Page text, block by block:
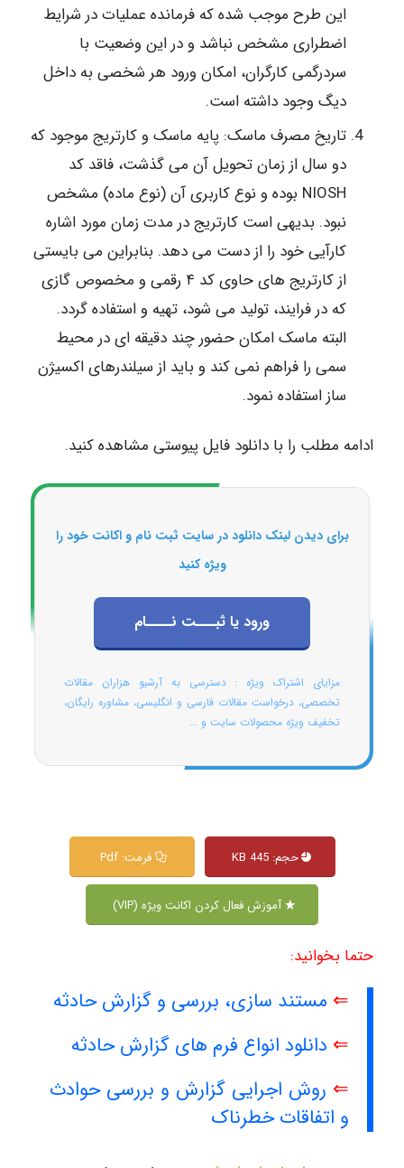
این طرح موجب شده که فرمانده عملیات در شرایط
اضطراری مشخص نباشد و در این وضعیت با
سردرگمی کارگران، امکان ورود هر شخصی به داخل
دیگ وجود داشته است.
تاریخ مصرف ماسک: پایه ماسک و کارتریج موجود که
دو سال از زمان تحویل آن می گذشت، فاقد کد
NIOSH بوده و نوع کاربری آن (نوع ماده) مشخص
نبود. بدیهی است کارتریج در مدت زمان مورد اشاره
کارآیی خود را از دست می دهد. بنابراین می بایستی
از کارتریج های حاوی کد ۴ رقمی و مخصوص گازی
که در فرایند، تولید می شود، تهیه و استفاده گردد.
البته ماسک امکان حضور چند دقیقه ای در محیط
سمی را فراهم نمی کند و باید از سیلندرهای اکسیژن
ساز استفاده نمود.
ادامه مطلب را با دانلود فایل پیوستی مشاهده کنید.
برای دیدن لینک دانلود در سایت ثبت نام و اکانت خود را
ویژه کنید
ورود یا ثبـــت نــــام
مزایای اشتراک ویژه : دسترسی به آرشیو هزاران مقالات
تخصصی، درخواست مقالات فارسی و انگلیسی، مشاوره رایگان،
تخفیف ویژه محصولات سایت و ...
حجم: 445 KB فرمت: Pdf
آموزش فعال کردن اکانت ویژه (VIP)
حتما بخوانید:
⇐ مستند سازی، بررسی و گزارش حادثه
⇐ دانلود انواع فرم های گزارش حادثه
⇐ روش اجرایی گزارش و بررسی حوادث
و اتفاقات خطرناک